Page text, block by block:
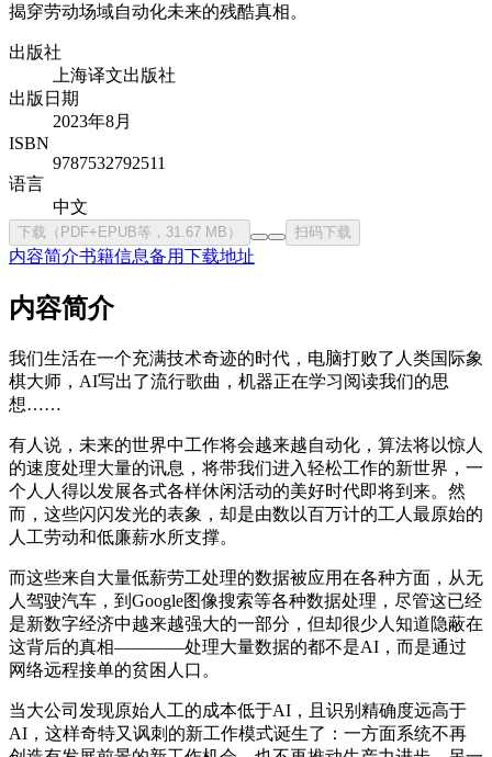
揭穿劳动场域自动化未来的残酷真相。
出版社
上海译文出版社
出版日期
2023年8月
ISBN
9787532792511
语言
中文
下载（PDF+EPUB等，31.67 MB） 扫码下载
内容简介书籍信息备用下载地址
内容简介
我们生活在一个充满技术奇迹的时代，电脑打败了人类国际象
棋大师，AI写出了流行歌曲，机器正在学习阅读我们的思
想……
有人说，未来的世界中工作将会越来越自动化，算法将以惊人
的速度处理大量的讯息，将带我们进入轻松工作的新世界，一
个人人得以发展各式各样休闲活动的美好时代即将到来。然
而，这些闪闪发光的表象，却是由数以百万计的工人最原始的
人工劳动和低廉薪水所支撑。
而这些来自大量低薪劳工处理的数据被应用在各种方面，从无
人驾驶汽车，到Google图像搜索等各种数据处理，尽管这已经
是新数字经济中越来越强大的一部分，但却很少人知道隐蔽在
这背后的真相————处理大量数据的都不是AI，而是通过
网络远程接单的贫困人口。
当大公司发现原始人工的成本低于AI，且识别精确度远高于
AI，这样奇特又讽刺的新工作模式诞生了：一方面系统不再